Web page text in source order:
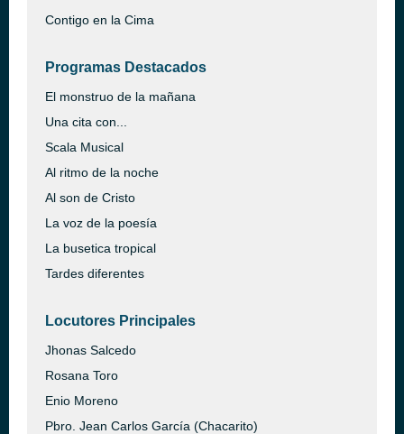
Contigo en la Cima
Programas Destacados
El monstruo de la mañana
Una cita con...
Scala Musical
Al ritmo de la noche
Al son de Cristo
La voz de la poesía
La busetica tropical
Tardes diferentes
Locutores Principales
Jhonas Salcedo
Rosana Toro
Enio Moreno
Pbro. Jean Carlos García (Chacarito)